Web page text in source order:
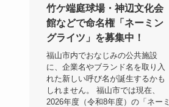
竹ケ端庭球場・神辺文化会
館などで命名権「ネーミン
グライツ」を募集中！
福山市内でおなじみの公共施設
に、企業名やブランド名を取り入
れた新しい呼び名が誕生するかも
しれません。 福山市では現在、
2026年度（令和8年度）の「ネーミ